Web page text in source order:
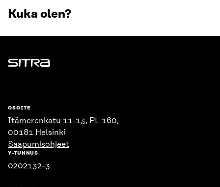
Kuka olen?
Sitra
OSOITE
Itämerenkatu 11-13, PL 160,
00181 Helsinki
Saapumisohjeet
Y-TUNNUS
0202132-3